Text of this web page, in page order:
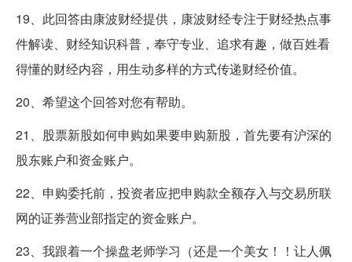
19、此回答由康波财经提供，康波财经专注于财经热点事
件解读、财经知识科普，奉守专业、追求有趣，做百姓看
得懂的财经内容，用生动多样的方式传递财经价值。
20、希望这个回答对您有帮助。
21、股票新股如何申购如果要申购新股，首先要有沪深的
股东账户和资金账户。
22、申购委托前，投资者应把申购款全额存入与交易所联
网的证券营业部指定的资金账户。
23、我跟着一个操盘老师学习（还是一个美女！！让人佩